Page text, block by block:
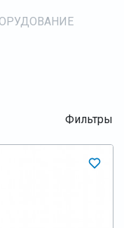
Фильтры